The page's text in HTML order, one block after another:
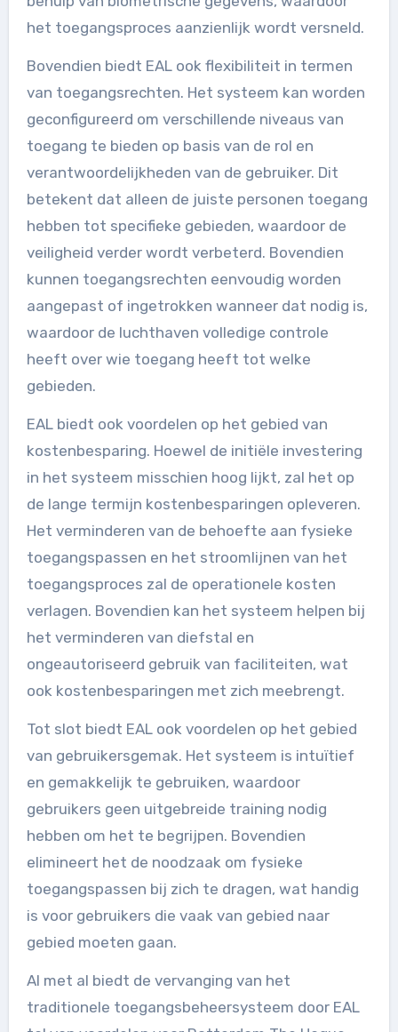
het toegangsproces aanzienlijk wordt versneld.
Bovendien biedt EAL ook flexibiliteit in termen
van toegangsrechten. Het systeem kan worden
geconfigureerd om verschillende niveaus van
toegang te bieden op basis van de rol en
verantwoordelijkheden van de gebruiker. Dit
betekent dat alleen de juiste personen toegang
hebben tot specifieke gebieden, waardoor de
veiligheid verder wordt verbeterd. Bovendien
kunnen toegangsrechten eenvoudig worden
aangepast of ingetrokken wanneer dat nodig is,
waardoor de luchthaven volledige controle
heeft over wie toegang heeft tot welke
gebieden.
EAL biedt ook voordelen op het gebied van
kostenbesparing. Hoewel de initiële investering
in het systeem misschien hoog lijkt, zal het op
de lange termijn kostenbesparingen opleveren.
Het verminderen van de behoefte aan fysieke
toegangspassen en het stroomlijnen van het
toegangsproces zal de operationele kosten
verlagen. Bovendien kan het systeem helpen bij
het verminderen van diefstal en
ongeautoriseerd gebruik van faciliteiten, wat
ook kostenbesparingen met zich meebrengt.
Tot slot biedt EAL ook voordelen op het gebied
van gebruikersgemak. Het systeem is intuïtief
en gemakkelijk te gebruiken, waardoor
gebruikers geen uitgebreide training nodig
hebben om het te begrijpen. Bovendien
elimineert het de noodzaak om fysieke
toegangspassen bij zich te dragen, wat handig
is voor gebruikers die vaak van gebied naar
gebied moeten gaan.
Al met al biedt de vervanging van het
traditionele toegangsbeheersysteem door EAL